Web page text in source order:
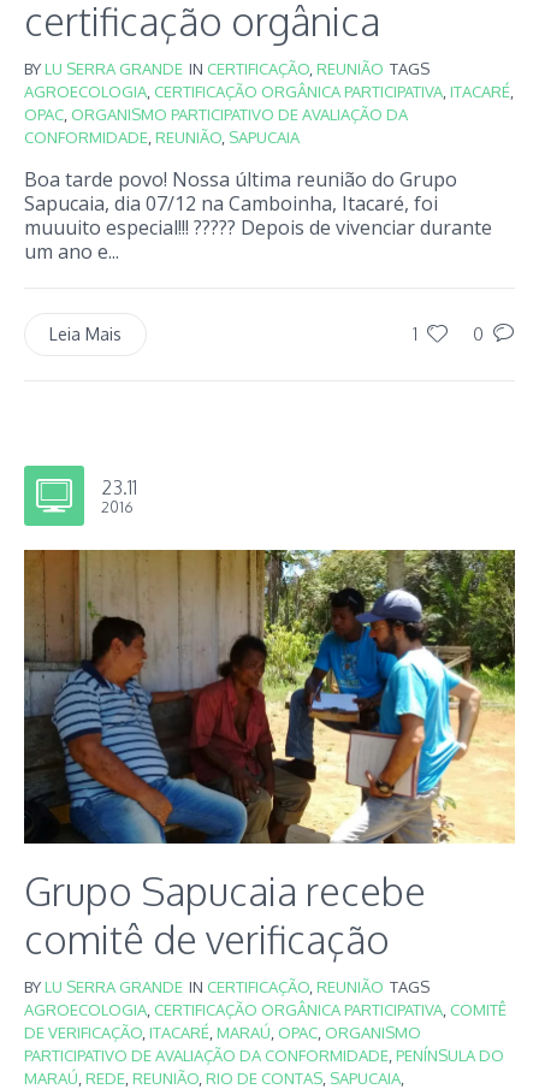
certificação orgânica
BYLU SERRA GRANDE IN CERTIFICAÇÃO REUNIÃO TAGS
AGROECOLOGIA CERTIFICAÇÃO ORGÂNICA PARTICIPATIVA ITACARÉ
OPAC ORGANISMO PARTICIPATIVO DE AVALIAÇÃO DA
CONFORMIDADE REUNIÃO SAPUCAIA
Boa tarde povo! Nossa última reunião do Grupo
Sapucaia, dia 07/12 na Camboinha, Itacaré, foi
muuuito especial!!! ????? Depois de vivenciar durante
um ano e...
1 0
Leia Mais
23.11
2016
Grupo Sapucaia recebe
comitê de verificação
BYLU SERRA GRANDE IN CERTIFICAÇÃO REUNIÃO TAGS
AGROECOLOGIA CERTIFICAÇÃO ORGÂNICA PARTICIPATIVA COMITÊ
DE VERIFICAÇÃO ITACARÉ MARAÚ OPAC ORGANISMO
PARTICIPATIVO DE AVALIAÇÃO DA CONFORMIDADE PENÍNSULA DO
MARAÚ REDE REUNIÃO RIO DE CONTAS SAPUCAIA